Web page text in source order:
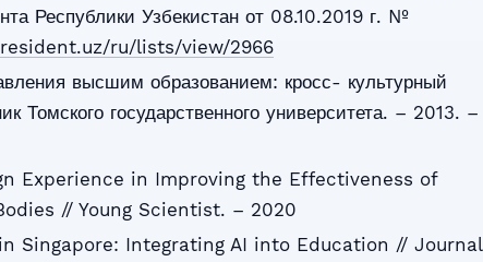
Республики Узбекистан от 08.10.2019 г. №
ru/lists/view/2966
высшим образованием: кросс- культурный
Томского государственного университета. – 2013. –
Experience in Improving the Effectiveness of
// Young Scientist. – 2020
Singapore: Integrating AI into Education // Journal